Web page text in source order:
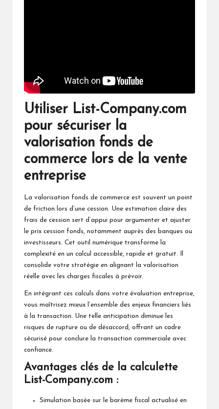
Utiliser List-Company.com
pour sécuriser la
valorisation fonds de
commerce lors de la vente
entreprise
La valorisation fonds de commerce est souvent un point
de friction lors d’une cession. Une estimation claire des
frais de cession sert d’appui pour argumenter et ajuster
le prix cession fonds, notamment auprès des banques ou
investisseurs. Cet outil numérique transforme la
complexité en un calcul accessible, rapide et gratuit. Il
consolide votre stratégie en alignant la valorisation
réelle avec les charges fiscales à prévoir.
En intégrant ces calculs dans votre évaluation entreprise,
vous maîtrisez mieux l’ensemble des enjeux financiers liés
à la transaction. Une telle anticipation diminue les
risques de rupture ou de désaccord, offrant un cadre
sécurisé pour conclure la transaction commerciale avec
confiance.
Avantages clés de la calculette
List-Company.com :
Simulation basée sur le barème fiscal actualisé en